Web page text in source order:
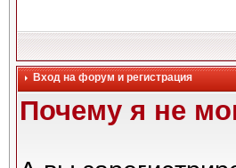
Вход на форум и регистрация
Почему я не